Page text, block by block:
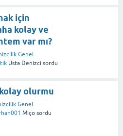
için
kolay ve
var mı?
Genel
Usta Denizci sordu
olurmu
Genel
Miço sordu